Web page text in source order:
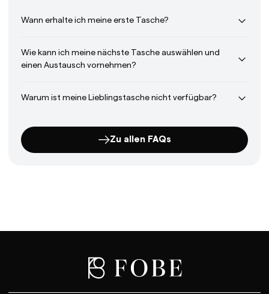
Wann erhalte ich meine erste Tasche?
Wie kann ich meine nächste Tasche auswählen und
einen Austausch vornehmen?
Warum ist meine Lieblingstasche nicht verfügbar?
Zu allen FAQs